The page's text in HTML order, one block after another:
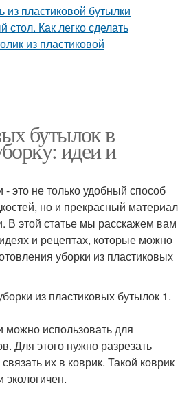
бутылок в
идеи и
это не только удобный способ
но и прекрасный материал
В этой статье мы расскажем вам
и рецептах, которые можно
уборки из пластиковых
из пластиковых бутылок 1.
можно использовать для
Для этого нужно разрезать
их в коврик. Такой коврик
экологичен.